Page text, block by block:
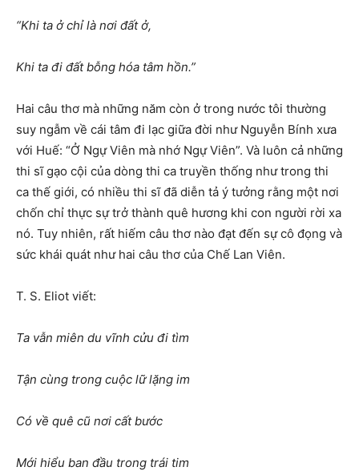
“Khi ta ở chỉ là nơi đất ở,
Khi ta đi đất bỗng hóa tâm hồn.”
Hai câu thơ mà những năm còn ở trong nước tôi thường
suy ngẫm về cái tâm đi lạc giữa đời như Nguyễn Bính xưa
với Huế: “Ở Ngự Viên mà nhớ Ngự Viên”. Và luôn cả những
thi sĩ gạo cội của dòng thi ca truyền thống như trong thi
ca thế giới, có nhiều thi sĩ đã diễn tả ý tưởng rằng một nơi
chốn chỉ thực sự trở thành quê hương khi con người rời xa
nó. Tuy nhiên, rất hiếm câu thơ nào đạt đến sự cô đọng và
sức khái quát như hai câu thơ của Chế Lan Viên.
T. S. Eliot viết:
Ta vẫn miên du vĩnh cửu đi tìm
Tận cùng trong cuộc lữ lặng im
Có về quê cũ nơi cất bước
Mới hiểu ban đầu trong trái tim